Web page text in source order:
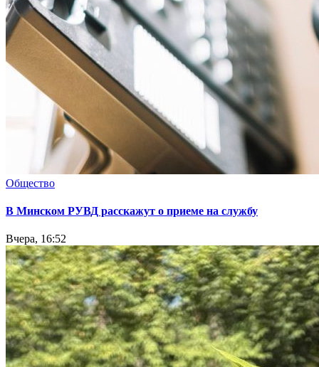
Общество
В Минском РУВД расскажут о приеме на службу
Вчера, 16:52